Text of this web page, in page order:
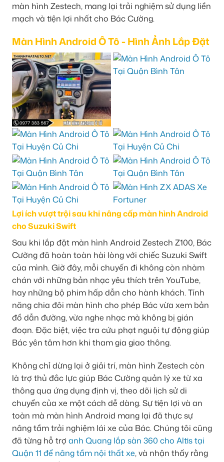
màn hình Zestech, mang lại trải nghiệm sử dụng liền
mạch và tiện lợi nhất cho Bác Cường.
Màn Hình Android Ô Tô - Hình Ảnh Lắp Đặt
Lợi ích vượt trội sau khi nâng cấp màn hình Android
cho Suzuki Swift
Sau khi lắp đặt màn hình Android Zestech Z100, Bác
Cường đã hoàn toàn hài lòng với chiếc Suzuki Swift
của mình. Giờ đây, mỗi chuyến đi không còn nhàm
chán với những bản nhạc yêu thích trên YouTube,
hay những bộ phim hấp dẫn cho hành khách. Tính
năng chia đôi màn hình cho phép Bác vừa xem bản
đồ dẫn đường, vừa nghe nhạc mà không bị gián
đoạn. Đặc biệt, việc tra cứu phạt nguội tự động giúp
Bác yên tâm hơn khi tham gia giao thông.
Không chỉ dừng lại ở giải trí, màn hình Zestech còn
là trợ thủ đắc lực giúp Bác Cường quản lý xe từ xa
thông qua ứng dụng định vị, theo dõi lịch sử di
chuyển của xe một cách dễ dàng. Sự tiện lợi và an
toàn mà màn hình Android mang lại đã thực sự
nâng tầm trải nghiệm lái xe của Bác. Chúng tôi cũng
đã từng hỗ trợ anh Quang lắp sàn 360 cho Altis tại
Quận 11 để nâng tầm nội thất xe, và nhận thấy rằng